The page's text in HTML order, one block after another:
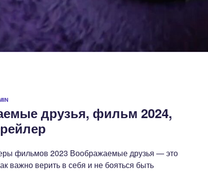
друзья, фильм 2024,
фильмов 2023 Воображаемые друзья — это
важно верить в себя и не бояться быть